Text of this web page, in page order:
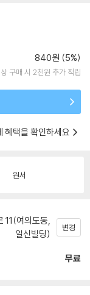
840원 (5%)
구매 시 2천원 추가 적립
혜택을 확인하세요
원서
11(여의도동,
일신빌딩)
변경
무료